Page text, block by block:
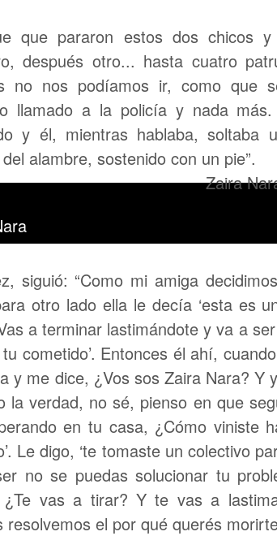
que pararon estos dos chicos
después otro... hasta cuatro
no nos podíamos ir, como que
llamado a la policía y nada
y él, mientras hablaba, soltaba
alambre, sostenido con un pie”.
siguió: “Como mi amiga
otro lado ella le decía ‘esta es
a terminar lastimándote y va a
cometido’. Entonces él ahí,
y me dice, ¿Vos sos Zaira Nara? Y
la verdad, no sé, pienso en que
en tu casa, ¿Cómo viniste
Le digo, ‘te tomaste un colectivo
no se puedas solucionar tu
¿Te vas a tirar? Y te vas a
resolvemos el por qué querés